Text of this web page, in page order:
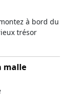
à bord du
trésor
malle